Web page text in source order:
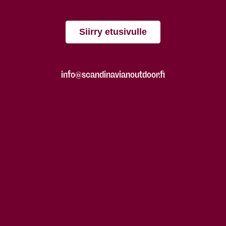
Siirry etusivulle
info@scandinavianoutdoor.fi